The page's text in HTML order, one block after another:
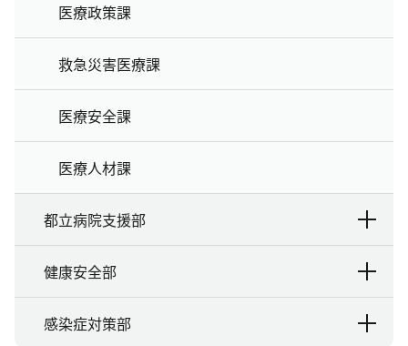
医療政策課
救急災害医療課
医療安全課
医療人材課
都立病院支援部
健康安全部
感染症対策部